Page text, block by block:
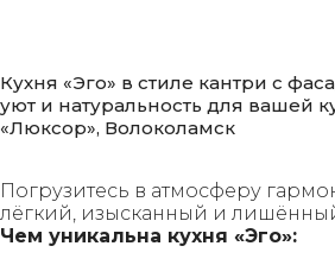
Кухня «Эго» в стиле кантри с
уют и натуральность для вашей
«Люксор», Волоколамск
Погрузитесь в атмосферу
лёгкий, изысканный и
Чем уникальна кухня «Эго»: